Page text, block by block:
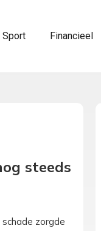
Sport Financieel
steeds
zorgde